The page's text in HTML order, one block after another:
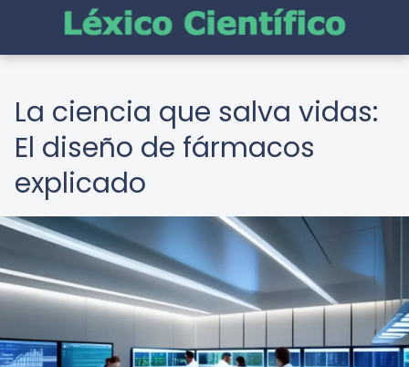
La ciencia que salva vidas:
El diseño de fármacos
explicado